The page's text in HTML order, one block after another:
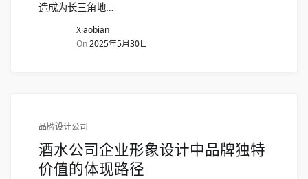
造成为长三角地…
Xiaobian
On2025年5月30日
品牌设计公司
酒水公司企业形象设计中品牌独特
价值的体现路径​